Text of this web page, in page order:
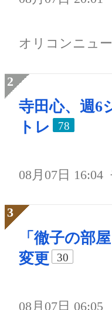
オリコンニュ
寺田心、週6
トレ
78
08月07日 16:04
「徹子の部
変更
30
08月07日 06:05